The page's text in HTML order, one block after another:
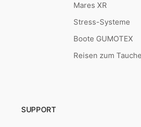
Mares XR
Stress-Systeme
Boote GUMOTEX
Reisen zum
SUPPORT